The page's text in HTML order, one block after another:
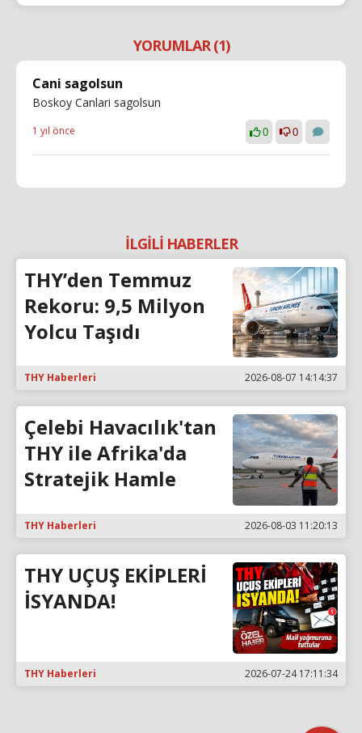
YORUMLAR (1)
Cani sagolsun
Boskoy Canlari sagolsun
1 yıl önce 0 0
İLGİLİ HABERLER
THY’den Temmuz
Rekoru: 9,5 Milyon
Yolcu Taşıdı
THY Haberleri 2026-08-07 14:14:37
Çelebi Havacılık'tan
THY ile Afrika'da
Stratejik Hamle
THY Haberleri 2026-08-03 11:20:13
THY UÇUŞ EKİPLERİ
İSYANDA!
THY Haberleri 2026-07-24 17:11:34